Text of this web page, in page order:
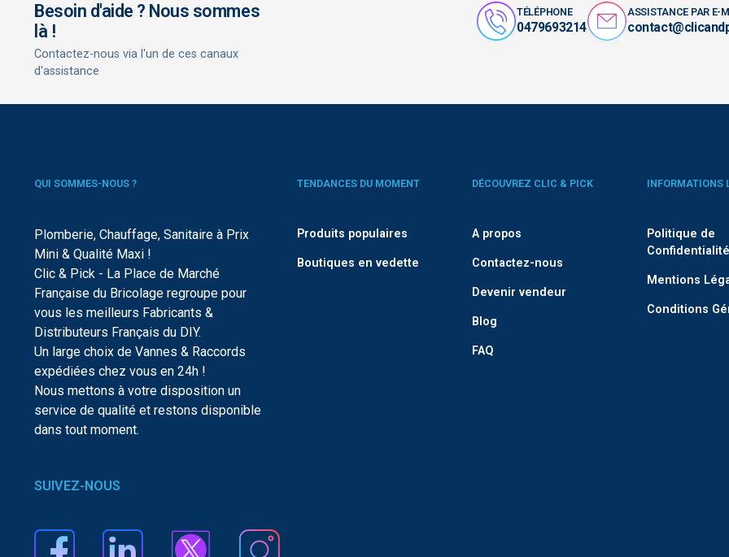
Besoin d'aide ? Nous sommes
là !
Contactez-nous via l'un de ces canaux
d'assistance
TÉLÉPHONE
0479693214
ASSISTANCE PAR E-
QUI SOMMES-NOUS ?
Plomberie, Chauffage, Sanitaire à Prix
Mini & Qualité Maxi !
Clic & Pick - La Place de Marché
Française du Bricolage regroupe pour
vous les meilleurs Fabricants &
Distributeurs Français du DIY.
Un large choix de Vannes & Raccords
expédiées chez vous en 24h !
Nous mettons à votre disposition un
service de qualité et restons disponible
dans tout moment.
TENDANCES DU MOMENT
Produits populaires
Boutiques en vedette
DÉCOUVREZ CLIC & PICK
A propos
Contactez-nous
Devenir vendeur
Blog
FAQ
INFORMATIONS
Politique de
Confidentialité
Mentions
Conditions
SUIVEZ-NOUS